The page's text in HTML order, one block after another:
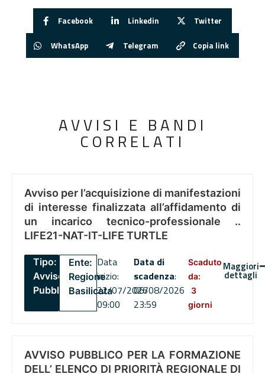
Facebook Linkedin Twitter
WhatsApp Telegram Copia link
AVVISI E BANDI
CORRELATI
Avviso per l’acquisizione di manifestazioni
di interesse finalizzata all’affidamento di
un incarico tecnico-professionale ..
LIFE21-NAT-IT-LIFE TURTLE
Tipo:
Avviso
Pubblico
Ente:
Regione
Basilicata
Data
inizio:
22/07/2026
09:00
Data di
scadenza:
06/08/2026
23:59
Scaduto
da:
3
giorni
Maggiori
dettagli
AVVISO PUBBLICO PER LA FORMAZIONE
DELL’ ELENCO DI PRIORITÀ REGIONALE DI